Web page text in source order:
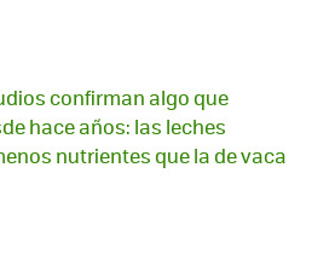
confirman algo que
hace años: las leches
nutrientes que la de vaca